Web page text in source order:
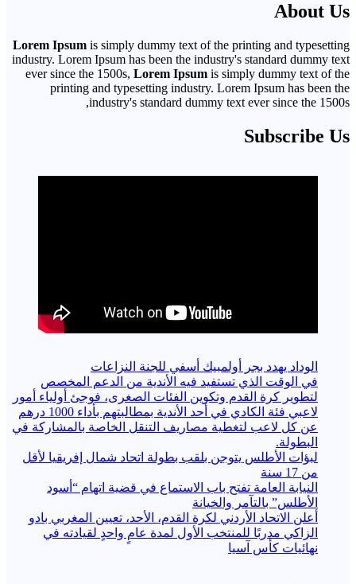
About Us
Lorem Ipsum is simply dummy text of the printing and typesetting
industry. Lorem Ipsum has been the industry's standard dummy text
ever since the 1500s, Lorem Ipsum is simply dummy text of the
printing and typesetting industry. Lorem Ipsum has been the
industry's standard dummy text ever since the 1500s,
Subscribe Us
الوداد يهدد بجر أولمبيك أسفي للجنة النزاعات
في الوقت الذي تستفيد فيه الأندية من الدعم المخصص
لتطوير كرة القدم وتكوين الفئات الصغرى، فوجئ أولياء أمور
لاعبي فئة الكادي في أحد الأندية بمطالبتهم بأداء 1000 درهم
عن كل لاعب لتغطية مصاريف التنقل الخاصة بالمشاركة في
البطولة.
لبؤات الأطلس يتوجن بلقب بطولة اتحاد شمال إفريقيا لأقل
من 17 سنة
النيابة العامة تفتح باب الاستماع في قضية اتهام “أسود
الأطلس” بالتآمر والخيانة
أعلن الاتحاد الأردني لكرة القدم، الأحد، تعيين المغربي بادو
الزاكي مدربًا للمنتخب الأول لمدة عامٍ واحدٍ لقيادته ​في
نهائيات كأس آسيا